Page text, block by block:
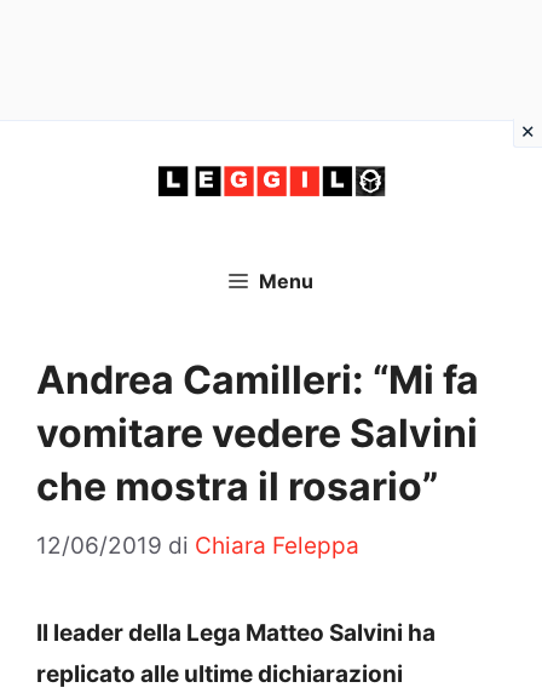
Menu
Andrea Camilleri: “Mi fa
vomitare vedere Salvini
che mostra il rosario”
12/06/2019 di Chiara Feleppa
Il leader della Lega Matteo Salvini ha
replicato alle ultime dichiarazioni